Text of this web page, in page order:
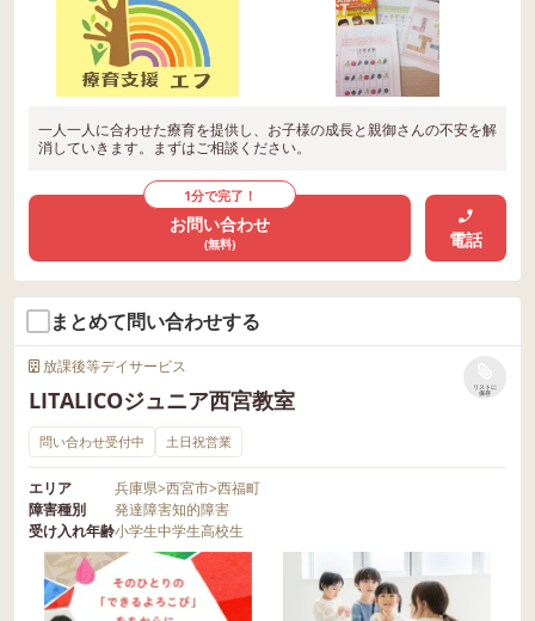
一人一人に合わせた療育を提供し、お子様の成長と親御さんの不安を解
消していきます。まずはご相談ください。
1分で完了！
お問い合わせ
(無料) 電話
まとめて問い合わせする
放課後等デイサービス
LITALICOジュニア西宮教室
リストに
保存
問い合わせ受付中 土日祝営業
エリア 兵庫県>西宮市>西福町
障害種別
発達障害知的障害
受け入れ年齢小学生中学生高校生